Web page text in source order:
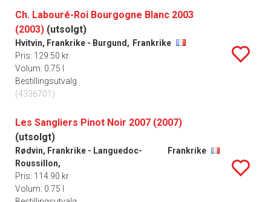
Ch. Labouré-Roi Bourgogne Blanc 2003
(2003) (utsolgt)
Hvitvin, Frankrike - Burgund, Frankrike
Pris: 129.50 kr
Volum: 0.75 l
Bestillingsutvalg
(4336701)
Les Sangliers Pinot Noir 2007 (2007)
(utsolgt)
Rødvin, Frankrike - Languedoc-
Roussillon,
Frankrike
Pris: 114.90 kr
Volum: 0.75 l